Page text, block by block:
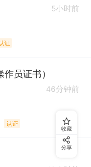
5小时前
证
员证书）
46分钟前
认证
收藏
分享